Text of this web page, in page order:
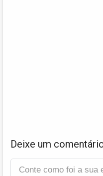
Deixe um